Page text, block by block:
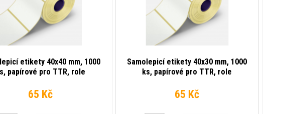
etikety 40x40 mm, 1000
papírové pro TTR, role
65 Kč
Samolepicí etikety 40x30 mm, 1000
ks, papírové pro TTR, role
65 Kč